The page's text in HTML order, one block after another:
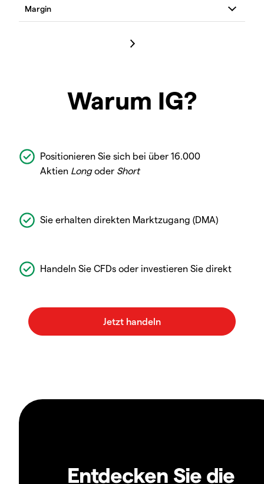
Warum IG?
Positionieren Sie sich bei über 16.000
Aktien Longoder Short
Sie erhalten direkten Marktzugang (DMA)
Handeln Sie CFDs oder investieren Sie direkt
Entdecken Sie die